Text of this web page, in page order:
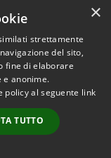
© 2026 • Comune di
• Powered by
•
Accesso
redazione
×
strettamente
del sito,
fine di elaborare
e anonime.
policy al seguente link
TUTTO